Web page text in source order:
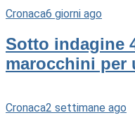
Cronaca6 giorni ago
Sotto indagine
marocchini per
Cronaca2 settimane ago